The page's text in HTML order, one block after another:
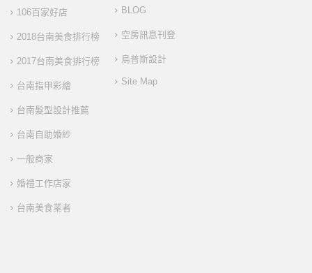
106百家好店
2018台南美食排行榜
2017台南美食排行榜
台南指甲彩繪
台南髮型設計推薦
台南自助婚紗
一般商家
婚禮工作店家
台南美食業者
BLOG
空房訊息刊登
烏普斯設計
Site Map